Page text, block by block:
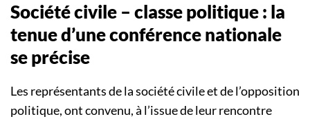
Société civile – classe politique : la
tenue d’une conférence nationale
se précise
Les représentants de la société civile et de l’opposition
politique, ont convenu, à l’issue de leur rencontre